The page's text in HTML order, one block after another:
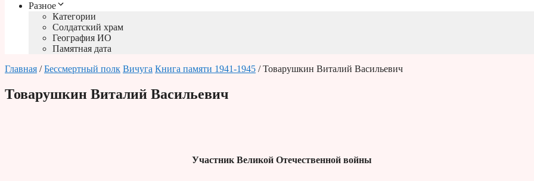
Разное
Категории
Солдатский храм
География ИО
Памятная дата
Главная /Бессмертный полк Вичуга Книга памяти 1941-1945 / Товарушкин Виталий Васильевич
Товарушкин Виталий Васильевич
Участник Великой Отечественной войны